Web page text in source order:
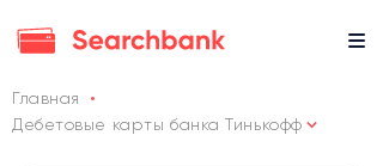
Главная
Дебетовые карты банка Тинькофф